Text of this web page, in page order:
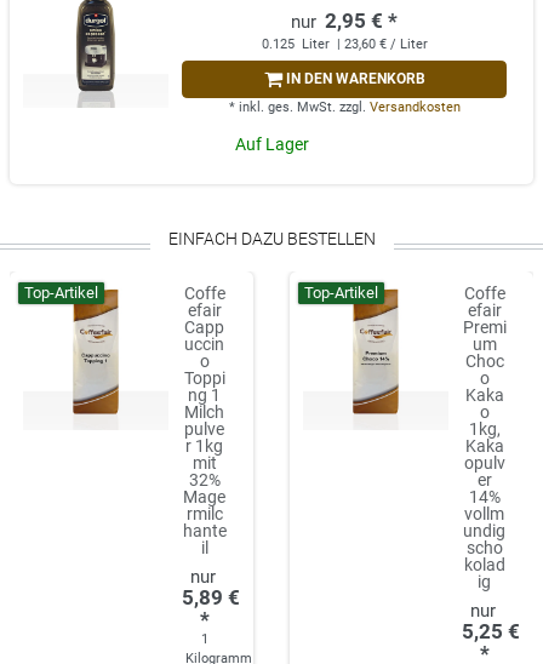
2,95 € *
0.125 Liter | 23,60 € / Liter
IN DEN WARENKORB
* inkl. ges. MwSt. zzgl. Versandkosten
Auf Lager
EINFACH DAZU BESTELLEN
Top-Artikel
Coffe
efair
Capp
uccin
o
Toppi
ng 1
Milch
pulve
r 1kg
mit
32%
Mage
rmilc
hante
il
5,89 €
*
1
Kilogramm
Top-Artikel
Coffe
efair
Premi
um
Choc
o
Kaka
o
1kg,
Kaka
opulv
er
14%
vollm
undig
scho
kolad
ig
5,25 €
*